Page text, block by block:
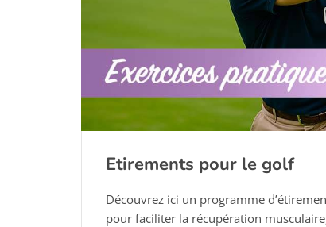
Etirements pour le golf
Découvrez ici un programme
pour faciliter la récupération